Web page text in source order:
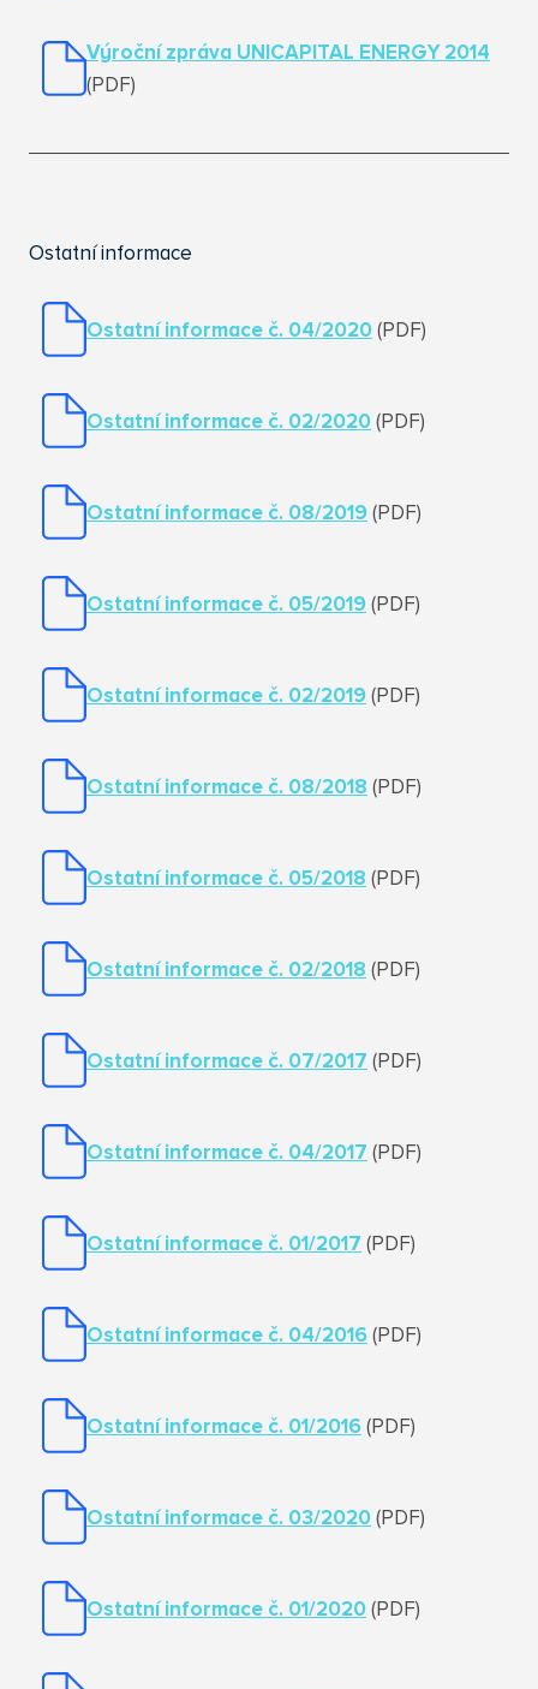
Výroční zpráva UNICAPITAL ENERGY 2014
(PDF)
Ostatní informace
Ostatní informace č. 04/2020 (PDF)
Ostatní informace č. 02/2020 (PDF)
Ostatní informace č. 08/2019 (PDF)
Ostatní informace č. 05/2019 (PDF)
Ostatní informace č. 02/2019 (PDF)
Ostatní informace č. 08/2018 (PDF)
Ostatní informace č. 05/2018 (PDF)
Ostatní informace č. 02/2018 (PDF)
Ostatní informace č. 07/2017 (PDF)
Ostatní informace č. 04/2017 (PDF)
Ostatní informace č. 01/2017 (PDF)
Ostatní informace č. 04/2016 (PDF)
Ostatní informace č. 01/2016 (PDF)
Ostatní informace č. 03/2020 (PDF)
Ostatní informace č. 01/2020 (PDF)